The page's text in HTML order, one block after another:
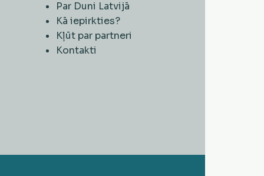
Par Duni Latvijā
Kā iepirkties?
Kļūt par partneri
Kontakti